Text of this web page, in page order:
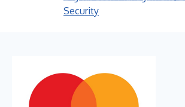
Security